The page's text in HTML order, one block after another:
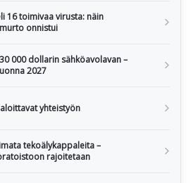
16 toimivaa virusta: näin
onnistui
000 dollarin sähköavolavan –
2027
yhteistyön
tekoälykappaleita –
rajoitetaan